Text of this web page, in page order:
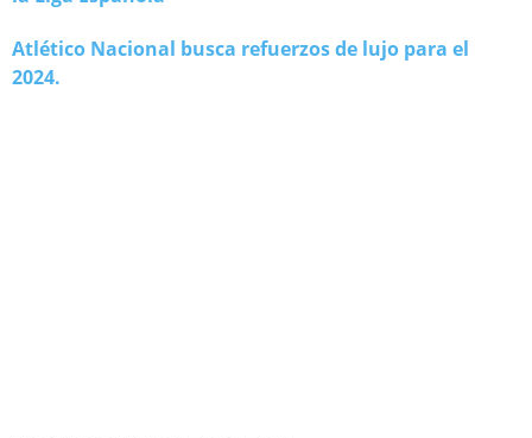
Atlético Nacional busca refuerzos de lujo para el
2024.